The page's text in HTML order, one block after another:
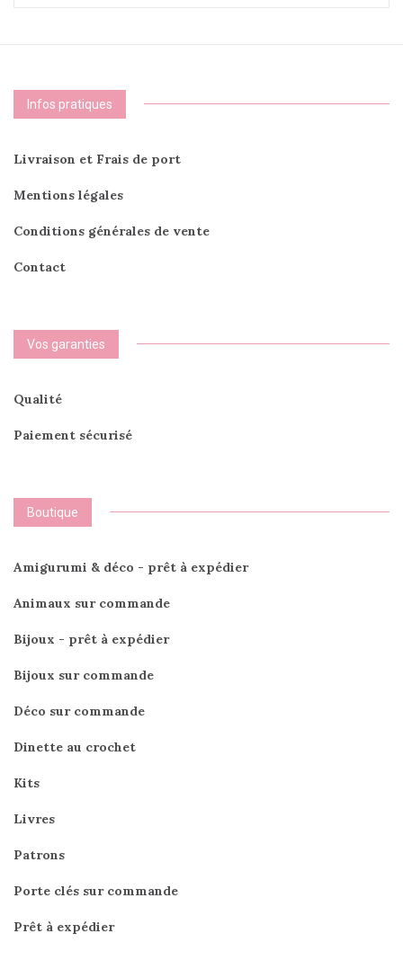
Infos pratiques
Livraison et Frais de port
Mentions légales
Conditions générales de vente
Contact
Vos garanties
Qualité
Paiement sécurisé
Boutique
Amigurumi & déco - prêt à expédier
Animaux sur commande
Bijoux - prêt à expédier
Bijoux sur commande
Déco sur commande
Dinette au crochet
Kits
Livres
Patrons
Porte clés sur commande
Prêt à expédier